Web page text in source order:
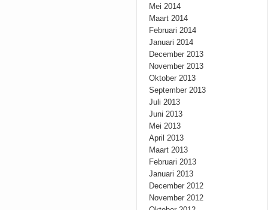
Mei 2014
Maart 2014
Februari 2014
Januari 2014
December 2013
November 2013
Oktober 2013
September 2013
Juli 2013
Juni 2013
Mei 2013
April 2013
Maart 2013
Februari 2013
Januari 2013
December 2012
November 2012